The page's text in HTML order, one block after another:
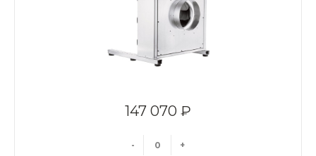
147 070 ₽
- +